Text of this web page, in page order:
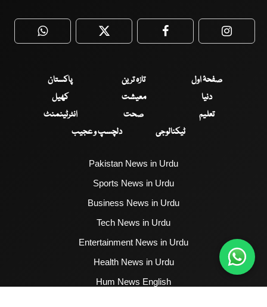
WhatsApp Twitter Facebook
صفحۂ اول تازہ ترین
پاکستان
دنیا
معیشت
کھیل
تعلیم
صحت
انٹرٹینمنٹ
ٹیکنالوجی
دلچسپ و عجیب
Pakistan News in Urdu
Sports News in Urdu
Business News in Urdu
Tech News in Urdu
Entertainment News in Urdu
Health News in Urdu
Hum News English